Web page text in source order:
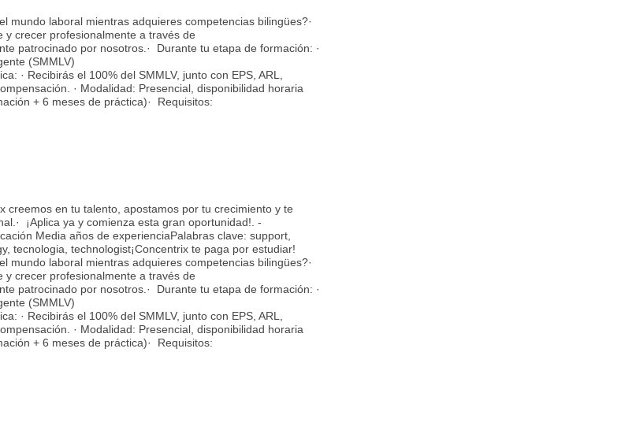
mundo laboral mientras adquieres competencias bilingües?·
crecer profesionalmente a través de
patrocinado por nosotros.· Durante tu etapa de formación: ·
(SMMLV)
· Recibirás el 100% del SMMLV, junto con EPS, ARL,
· Modalidad: Presencial, disponibilidad horaria
+ 6 meses de práctica)· Requisitos:
en tu talento, apostamos por tu crecimiento y te
¡Aplica ya y comienza esta gran oportunidad!. -
Media años de experienciaPalabras clave: support,
tecnologia, technologist¡Concentrix te paga por estudiar!
mundo laboral mientras adquieres competencias bilingües?·
crecer profesionalmente a través de
patrocinado por nosotros.· Durante tu etapa de formación: ·
(SMMLV)
· Recibirás el 100% del SMMLV, junto con EPS, ARL,
· Modalidad: Presencial, disponibilidad horaria
+ 6 meses de práctica)· Requisitos: